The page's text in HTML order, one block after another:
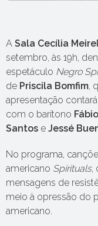
A Sala Cecília
setembro, às 19h,
espetáculo Negro
de Priscila Bomfim,
apresentação
com o barítono
Santos e Jessé
No programa,
americano Spirituals,
mensagens de
meio à opressão do
americano.